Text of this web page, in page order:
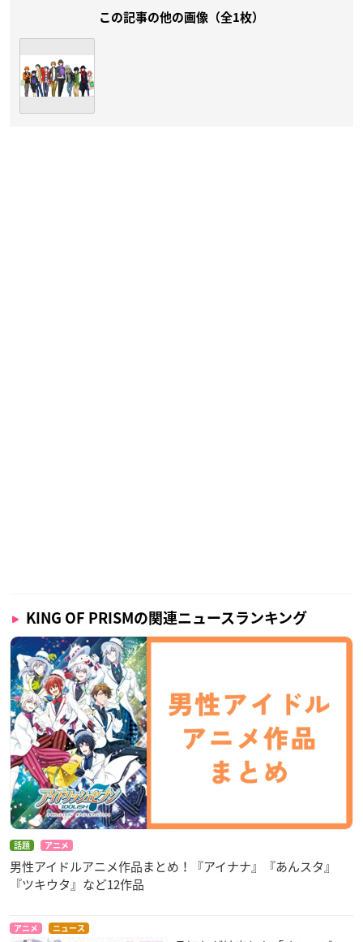
この記事の他の画像（全1枚）
KING OF PRISMの関連ニュースランキング
話題 アニメ
男性アイドルアニメ作品まとめ！『アイナナ』『あんスタ』
『ツキウタ』など12作品
アニメ ニュース